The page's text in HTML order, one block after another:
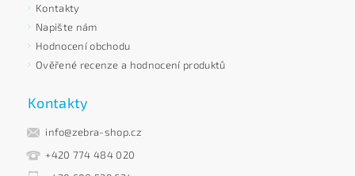
Kontakty
Napište nám
Hodnocení obchodu
Ověřené recenze a hodnocení produktů
Kontakty
info@zebra-shop.cz
+420 774 484 020